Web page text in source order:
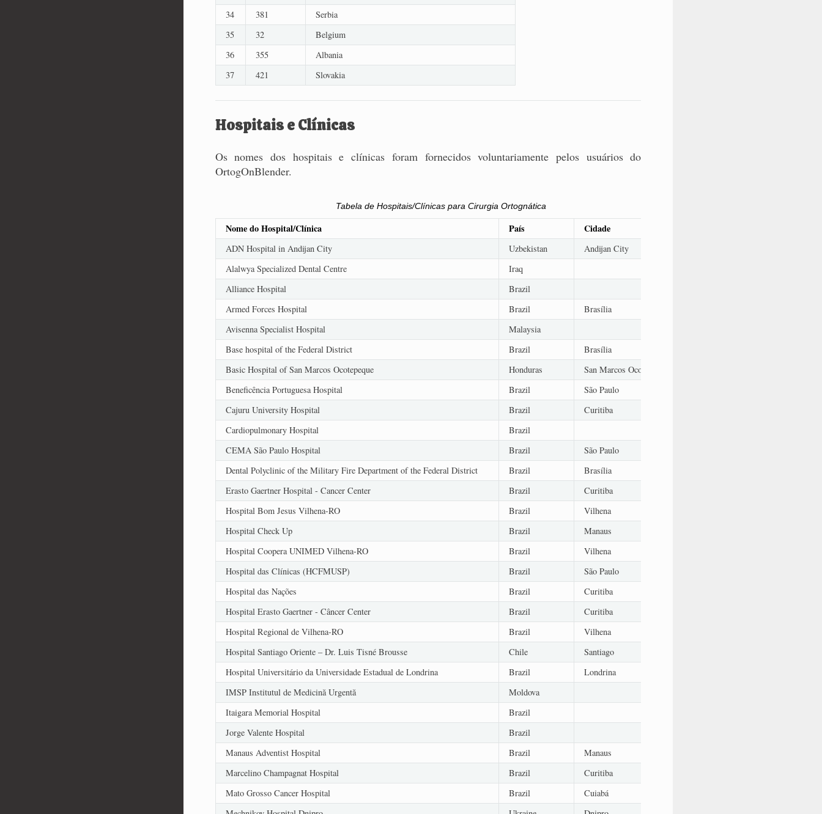
34
381
Serbia
35
32
Belgium
36
355
Albania
37
421 Slovakia
Hospitais e Clínicas
Os nomes dos hospitais e clínicas foram fornecidos voluntariamente pelos usuários do
OrtogOnBlender.
Tabela de Hospitais/Clínicas para Cirurgia Ortognática
Nome do Hospital/Clínica País Cidade
ADN Hospital in Andijan City Uzbekistan
Andijan City
Alalwya Specialized Dental Centre
Iraq
Alliance Hospital
Brazil
Armed Forces Hospital
Brazil
Brasília
Avisenna Specialist Hospital
Malaysia
Base hospital of the Federal District
Brazil
Brasília
Basic Hospital of San Marcos Ocotepeque
Honduras
San Marcos Ocotepeque
Beneficência Portuguesa Hospital
Brazil
São Paulo
Cajuru University Hospital
Brazil
Curitiba
Cardiopulmonary Hospital
Brazil
CEMA São Paulo Hospital
Brazil
São Paulo
Dental Polyclinic of the Military Fire Department of the Federal District
Brazil
Brasília
Erasto Gaertner Hospital - Cancer Center
Brazil
Curitiba
Hospital Bom Jesus Vilhena-RO
Brazil
Vilhena
Hospital Check Up
Brazil
Manaus
Hospital Coopera UNIMED Vilhena-RO
Brazil
Vilhena
Hospital das Clínicas (HCFMUSP)
Brazil
São Paulo
Hospital das Nações
Brazil
Curitiba
Hospital Erasto Gaertner - Câncer Center
Brazil
Curitiba
Hospital Regional de Vilhena-RO
Brazil
Vilhena
Hospital Santiago Oriente – Dr. Luis Tisné Brousse
Chile
Santiago
Hospital Universitário da Universidade Estadual de Londrina
Brazil
Londrina
IMSP Institutul de Medicină Urgentă
Moldova
Itaigara Memorial Hospital
Brazil
Jorge Valente Hospital
Brazil
Manaus Adventist Hospital
Brazil
Manaus
Marcelino Champagnat Hospital
Brazil
Curitiba
Mato Grosso Cancer Hospital
Brazil
Cuiabá